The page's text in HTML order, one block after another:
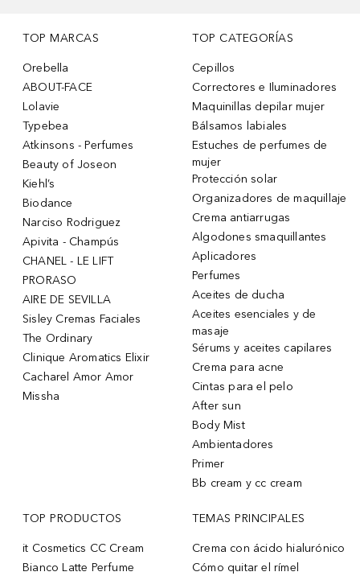
TOP MARCAS
Orebella
ABOUT-FACE
Lolavie
Typebea
Atkinsons - Perfumes
Beauty of Joseon
Kiehl’s
Biodance
Narciso Rodriguez
Apivita - Champús
CHANEL - LE LIFT
PRORASO
AIRE DE SEVILLA
Sisley Cremas Faciales
The Ordinary
Clinique Aromatics Elixir
Cacharel Amor Amor
Missha
TOP CATEGORÍAS
Cepillos
Correctores e Iluminadores
Maquinillas depilar mujer
Bálsamos labiales
Estuches de perfumes de
mujer
Protección solar
Organizadores de maquillaje
Crema antiarrugas
Algodones smaquillantes
Aplicadores
Perfumes
Aceites de ducha
Aceites esenciales y de
masaje
Sérums y aceites capilares
Crema para acne
Cintas para el pelo
After sun
Body Mist
Ambientadores
Primer
Bb cream y cc cream
TOP PRODUCTOS
it Cosmetics CC Cream
Bianco Latte Perfume
TEMAS PRINCIPALES
Crema con ácido hialurónico
Cómo quitar el rímel